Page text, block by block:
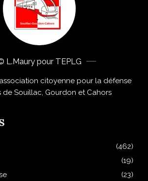
L.Maury pour TEPLG
citoyenne pour la défense
de Souillac, Gourdon et Cahors
(462)
(19)
(23)